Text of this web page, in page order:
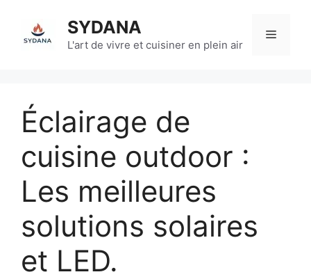
contenu
SYDANA
L'art de vivre et cuisiner en plein air
Menu
Éclairage de
cuisine outdoor :
Les meilleures
solutions solaires
et LED.